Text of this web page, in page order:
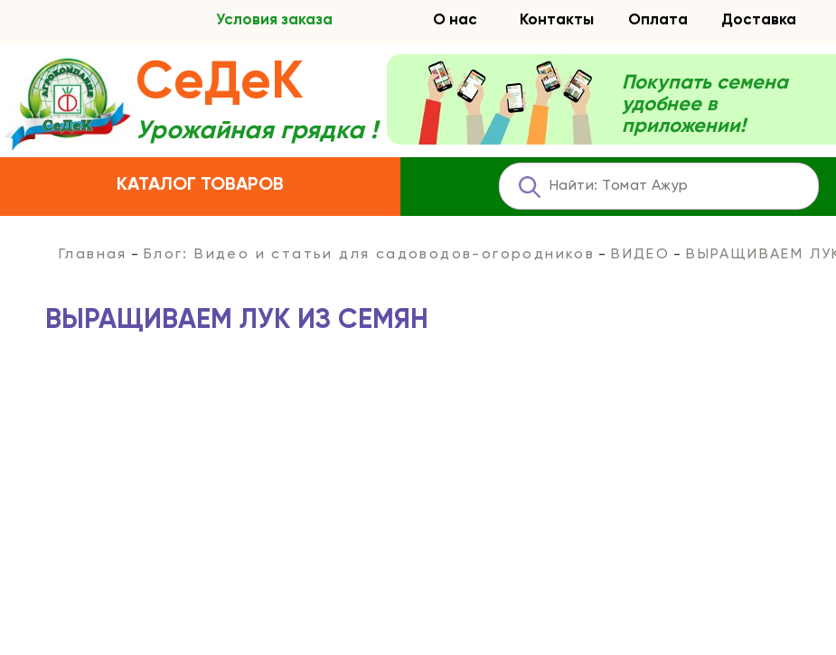
Условия заказа О нас Контакты Оплата Доставка
КАТАЛОГ ТОВАРОВ
СеДеК
Урожайная грядка !
Покупать семена
удобнее в
приложении!
Главная Блог: Видео и статьи для садоводов-огородников ВИДЕО ВЫРАЩИВАЕМ
ВЫРАЩИВАЕМ ЛУК ИЗ СЕМЯН